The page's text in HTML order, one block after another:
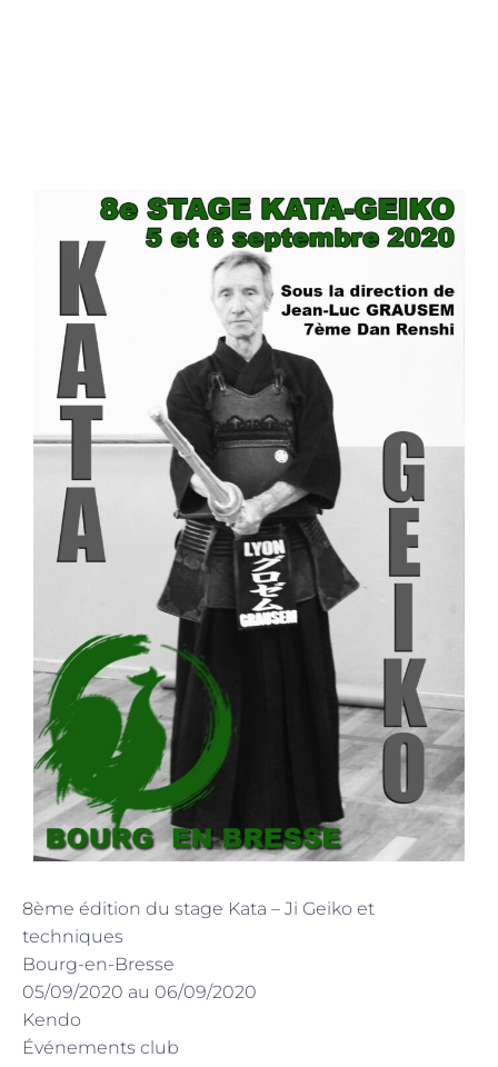
8ème édition du stage Kata – Ji Geiko et
techniques
Bourg-en-Bresse
05/09/2020 au 06/09/2020
Kendo
Événements club